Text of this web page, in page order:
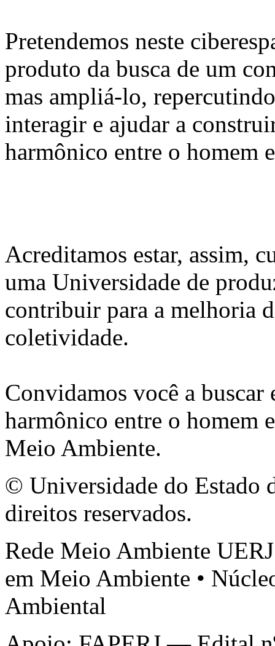
Pretendemos neste
produto da busca de um
mas ampliá-lo,
interagir e ajudar a
harmônico entre o homem
Acreditamos estar, assim,
uma Universidade de
contribuir para a melhoria
coletividade.
Convidamos você a
harmônico entre o homem
Meio Ambiente.
© Universidade do Estado
direitos reservados.
Rede Meio Ambiente
em Meio Ambiente •
Ambiental